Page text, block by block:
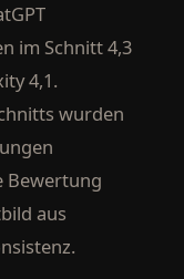
im Schnitt 4,3
4,1.
wurden
Bewertung
aus